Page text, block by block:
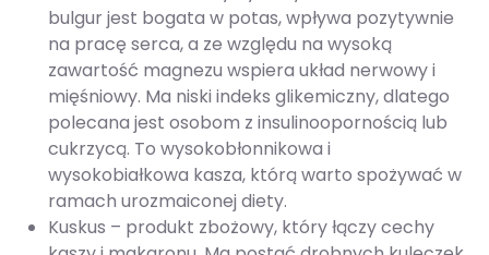
bulgur jest bogata w potas, wpływa pozytywnie
na pracę serca, a ze względu na wysoką
zawartość magnezu wspiera układ nerwowy i
mięśniowy. Ma niski indeks glikemiczny, dlatego
polecana jest osobom z insulinoopornością lub
cukrzycą. To wysokobłonnikowa i
wysokobiałkowa kasza, którą warto spożywać w
ramach urozmaiconej diety.
Kuskus – produkt zbożowy, który łączy cechy